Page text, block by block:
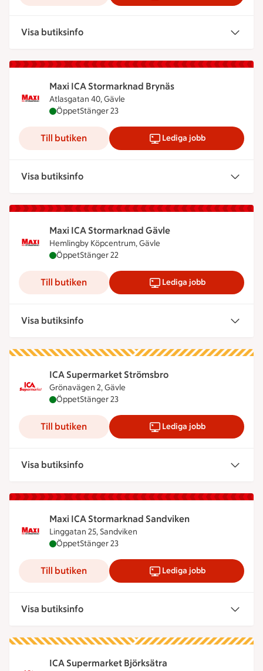
Visa butiksinfo
Maxi ICA Stormarknad Brynäs
Atlasgatan 40, Gävle
Maxi ICA Stormarknad Brynäs är öppen nu,
ÖppetStänger 23
Till butiken Lediga jobb
Visa butiksinfo
Maxi ICA Stormarknad Gävle
Hemlingby Köpcentrum, Gävle
Maxi ICA Stormarknad Gävle är öppen nu,
ÖppetStänger 22
Till butiken Lediga jobb
Visa butiksinfo
ICA Supermarket Strömsbro
Grönavägen 2, Gävle
ICA Supermarket Strömsbro är öppen nu, stänger
ÖppetStänger 23
Till butiken Lediga jobb
Visa butiksinfo
Maxi ICA Stormarknad Sandviken
Linggatan 25, Sandviken
Maxi ICA Stormarknad Sandviken är öppen nu,
ÖppetStänger 23
Till butiken Lediga jobb
Visa butiksinfo
ICA Supermarket Björksätra